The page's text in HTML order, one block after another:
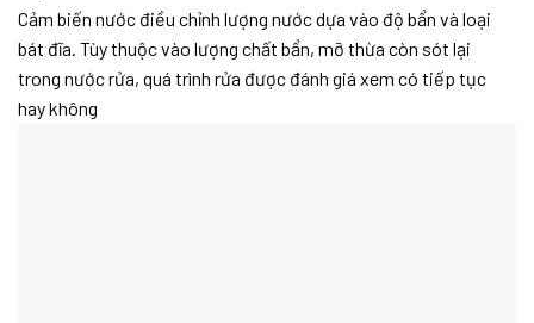
Cảm biến nước điều chỉnh lượng nước dựa vào độ bẩn và loại
bát đĩa. Tùy thuộc vào lượng chất bẩn, mỡ thừa còn sót lại
trong nước rửa, quá trình rửa được đánh giá xem có tiếp tục
hay không